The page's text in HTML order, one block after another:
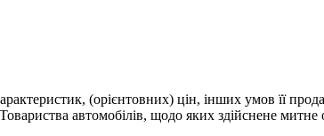
(орієнтовних) цін, інших умов її
автомобілів, щодо яких здійснене